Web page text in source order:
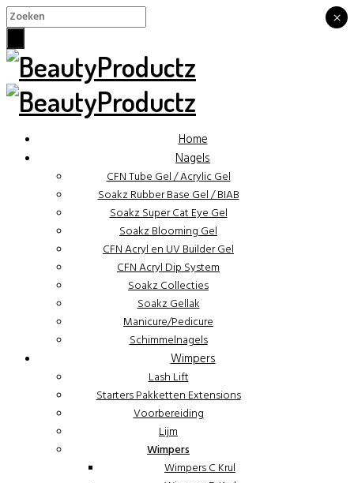
Home
Nagels
CFN Tube Gel / Acrylic Gel
Soakz Rubber Base Gel / BIAB
Soakz Super Cat Eye Gel
Soakz Blooming Gel
CFN Acryl en UV Builder Gel
CFN Acryl Dip System
Soakz Collecties
Soakz Gellak
Manicure/Pedicure
Schimmelnagels
Wimpers
Lash Lift
Starters Pakketten Extensions
Voorbereiding
Lijm
Wimpers
Wimpers C Krul
×